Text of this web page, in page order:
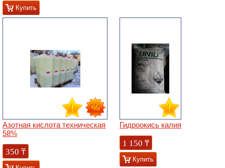
Купить
Азотная кислота техническая
58%
350 ₸
Гидроокись калия
1 150 ₸
Купить